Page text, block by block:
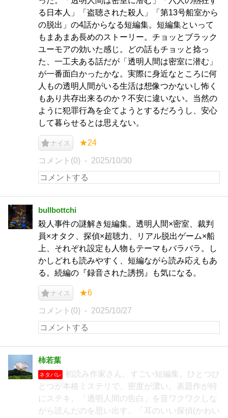
る日本人」「盗聴された殺人」「第13号船室から
の脱出」の4話からなる短編集。短編集といって
もまあまあ長めのストーリー。チョッとブラック
ユーモアの効いた感じ。どの話もチョッと捻っ
た、一工夫ある話だが「透明人間は密室に潜む」
が一番面白かったかな。実際に身近なところに何
人もの透明人間がいる生活は想像つかないし怖く
もあり共存出来るのか？不安に違いない。当然の
ように犯罪行為を企てようとするだろうし、安心
して暮らせるとは思えない。
ナイス ★24
コメント(0) 2025/10/30
bullbottchi
殺人事件の謎解き短編集。透明人間×密室、裁判
員×オタク、探偵×超聴力、リアル脱出ゲーム×船
上、それぞれ設定も人物もテーマもバラバラ。し
かしどれも読みやすく、短編ながら読み応えもあ
る。続編の『録音された誘拐』も気になる。
ナイス ★6
コメント(0) 2025/10/27
柿若葉
ネタバレ
初読み作家さん。すごい短編集。ひとつひ
とつが本格ミステリで、密度が濃い。表題作が特
にステキ。「透明人間の告白」を昔ワクワクしな
がら読んだのを思い出す。「耳のいい探偵(かわい